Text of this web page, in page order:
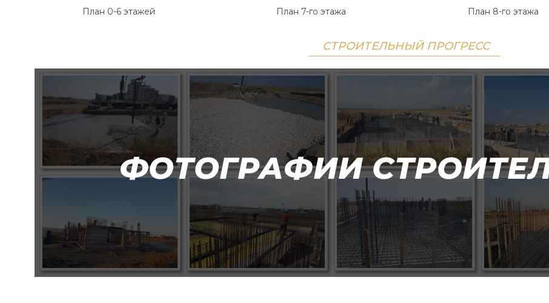
План 0-6 этажей План 7-го этажа План 8-го этажа
СТРОИТЕЛЬНЫЙ ПРОГРЕСС